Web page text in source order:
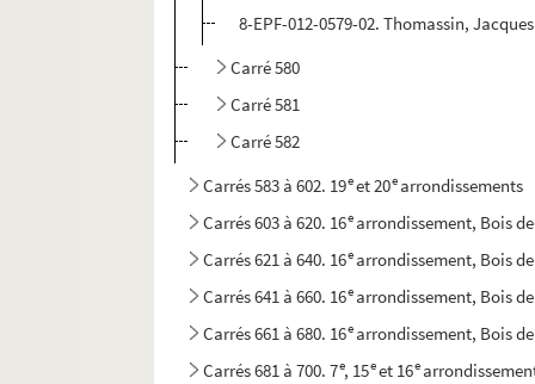
8-EPF-012-0579-02. Thomassin,
Carré 580
Carré 581
Carré 582
Carrés 583 à 602. 19eet 20earrondissements
Carrés 603 à 620. 16earrondissement, Bois
Carrés 621 à 640. 16earrondissement, Bois
Carrés 641 à 660. 16earrondissement, Bois
Carrés 661 à 680. 16earrondissement, Bois
Carrés 681 à 700. 7e, 15eet 16e